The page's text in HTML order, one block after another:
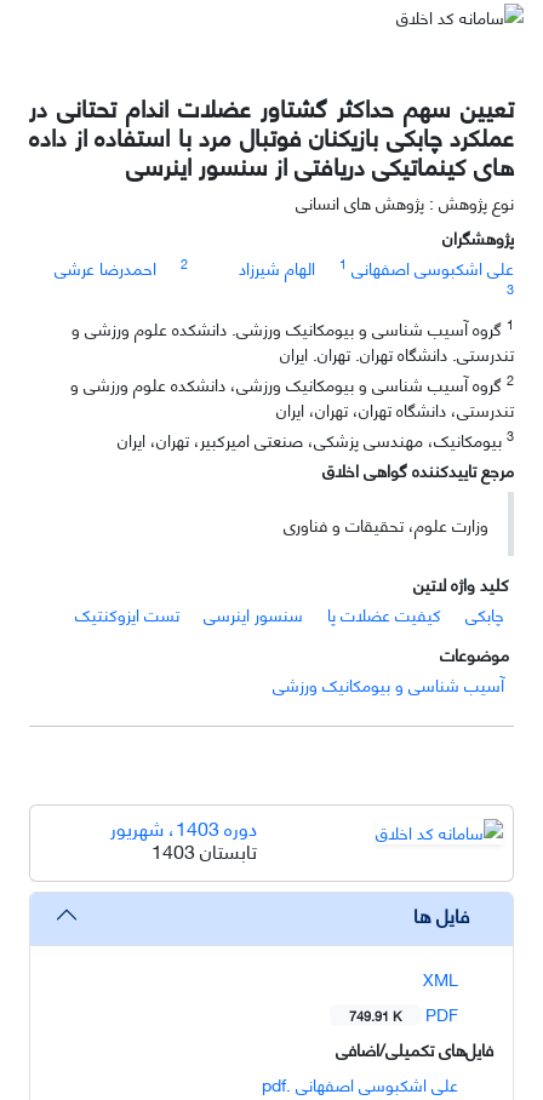
تعیین سهم حداکثر گشتاور عضلات اندام تحتانی در
عملکرد چابکی بازیکنان فوتبال مرد با استفاده از داده
های کینماتیکی دریافتی از سنسور اینرسی
نوع پژوهش : پژوهش های انسانی
پژوهشگران
علی اشکبوسی اصفهانی 1 الهام شیرزاد 2 احمدرضا عرشی
3
1 گروه آسیب شناسی و بیومکانیک ورزشی. دانشکده علوم ورزشی و
تندرستی. دانشگاه تهران. تهران. ایران
2 گروه آسیب شناسی و بیومکانیک ورزشی، دانشکده علوم ورزشی و
تندرستی، دانشگاه تهران، تهران، ایران
3 بیومکانیک، مهندسی پزشکی، صنعتی امیرکبیر، تهران، ایران
مرجع تاییدکننده گواهی اخلاق
وزارت علوم، تحقیقات و فناوری
کلید واژه لاتین
چابکی
کیفیت عضلات پا سنسور اینرسی
تست ایزوکنتیک
موضوعات
آسیب شناسی و بیومکانیک ورزشی
دوره 1403، شهریور
تابستان 1403
فایل ها
XML
PDF
749.91 K
فایل‌های تکمیلی/اضافی
علی اشکبوسی اصفهانی .pdf